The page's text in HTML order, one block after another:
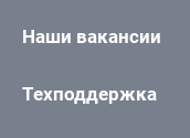
Наши вакансии
Техподдержка